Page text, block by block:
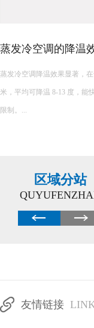
蒸发冷空调的降温
蒸发冷空调降温效果显著，
米，平均可降温 8-13 度，能
限制。...
区域分站
友情链接